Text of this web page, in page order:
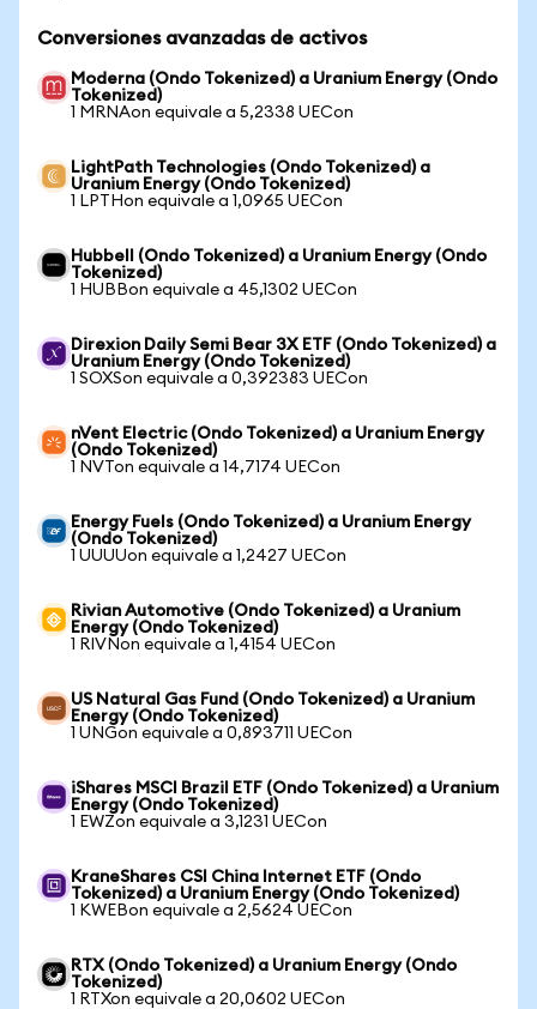
Conversiones avanzadas de activos
Moderna (Ondo Tokenized) a Uranium Energy (Ondo
Tokenized)
1 MRNAon equivale a 5,2338 UECon
LightPath Technologies (Ondo Tokenized) a
Uranium Energy (Ondo Tokenized)
1 LPTHon equivale a 1,0965 UECon
Hubbell (Ondo Tokenized) a Uranium Energy (Ondo
Tokenized)
1 HUBBon equivale a 45,1302 UECon
Direxion Daily Semi Bear 3X ETF (Ondo Tokenized) a
Uranium Energy (Ondo Tokenized)
1 SOXSon equivale a 0,392383 UECon
nVent Electric (Ondo Tokenized) a Uranium Energy
(Ondo Tokenized)
1 NVTon equivale a 14,7174 UECon
Energy Fuels (Ondo Tokenized) a Uranium Energy
(Ondo Tokenized)
1 UUUUon equivale a 1,2427 UECon
Rivian Automotive (Ondo Tokenized) a Uranium
Energy (Ondo Tokenized)
1 RIVNon equivale a 1,4154 UECon
US Natural Gas Fund (Ondo Tokenized) a Uranium
Energy (Ondo Tokenized)
1 UNGon equivale a 0,893711 UECon
iShares MSCI Brazil ETF (Ondo Tokenized) a Uranium
Energy (Ondo Tokenized)
1 EWZon equivale a 3,1231 UECon
KraneShares CSI China Internet ETF (Ondo
Tokenized) a Uranium Energy (Ondo Tokenized)
1 KWEBon equivale a 2,5624 UECon
RTX (Ondo Tokenized) a Uranium Energy (Ondo
Tokenized)
1 RTXon equivale a 20,0602 UECon